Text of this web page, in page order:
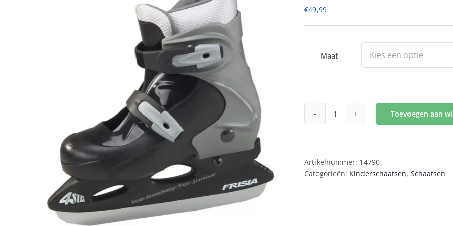
€49,99
Maat
ontario
Toevoegen aan
Artikelnummer: 14790
Categorieën: Kinderschaatsen, Schaatsen